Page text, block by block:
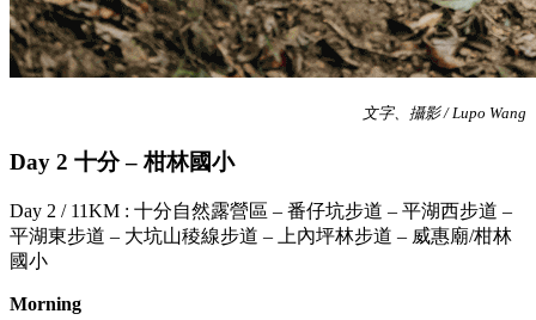
文字、攝影 / Lupo Wang
Day 2 十分 – 柑林國小
Day 2 / 11KM : 十分自然露營區 – 番仔坑步道 – 平湖⻄步道 –
平湖東步道 – 大坑山稜線步道 – 上內坪林步道 – 威惠廟/柑林
國小
Morning